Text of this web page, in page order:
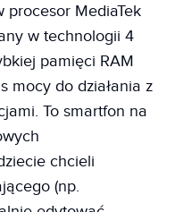
procesor MediaTek
w technologii 4
pamięci RAM
mocy do działania z
To smartfon na
chcieli
(np.